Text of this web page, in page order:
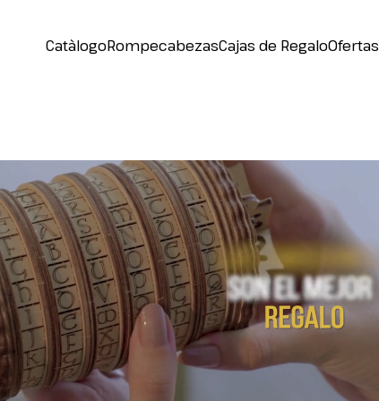
CatàlogoRompecabezasCajas de RegaloOfertas